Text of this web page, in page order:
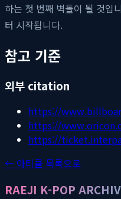
하는 첫 번째 벽돌이 될 것입
터 시작됩니다.
참고 기준
외부 citation
https://
https://
https://
← 아티클 목록으로
RAEJI K-POP